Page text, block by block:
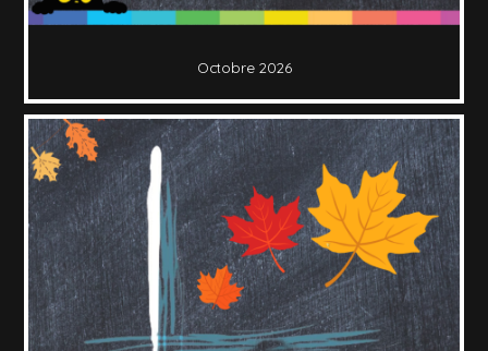
Octobre 2026